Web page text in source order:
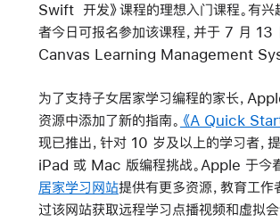
Swift 开发》课程的理想入门课程。有兴
者今日可报名参加该课程，并于 7 月 13
Canvas Learning Management
为了支持子女居家学习编程的家长，
资源中添加了新的指南。 《A Quick
现已推出，针对 10 岁及以上的学习者，
iPad 或 Mac 版编程挑战。Apple 于今
居家学习网站提供有更多资源，教育工作
过该网站获取远程学习点播视频和虚拟会